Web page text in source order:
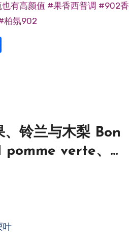
有高颜值 #果香西普调 #902香
柏氛902
、铃兰与木梨 Bon
verte、
叶